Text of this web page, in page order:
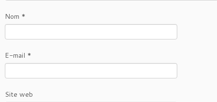
Nom *
E-mail *
Site web